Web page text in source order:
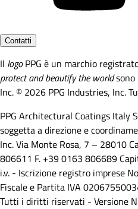
Contatti
Il logoPPG è un marchio
protect and beautify the worldsono
Inc. © 2026 PPG Industries, Inc.
PPG Architectural Coatings Italy
soggetta a direzione e
Inc. Via Monte Rosa, 7 – 28010
806611 F. +39 0163 806689
i.v. - Iscrizione registro imprese
Fiscale e Partita IVA
Tutti i diritti riservati - Versione